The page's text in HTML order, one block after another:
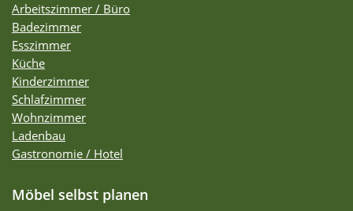
Arbeitszimmer / Büro
Badezimmer
Esszimmer
Küche
Kinderzimmer
Schlafzimmer
Wohnzimmer
Ladenbau
Gastronomie / Hotel
Möbel selbst planen